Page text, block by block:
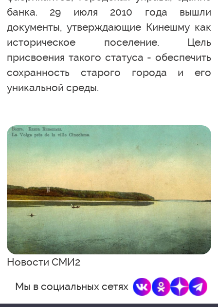
банка. 29 июля 2010 года вышли
документы, утверждающие Кинешму как
историческое поселение. Цель
присвоения такого статуса - обеспечить
сохранность старого города и его
уникальной среды.
Новости СМИ2
Мы в социальных сетях